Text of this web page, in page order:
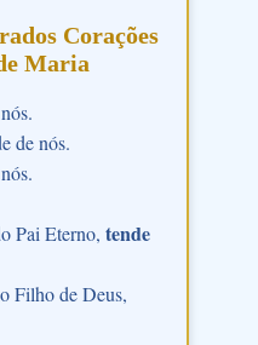
Corações
Maria
de nós.
Pai Eterno, tende
Filho de Deus,